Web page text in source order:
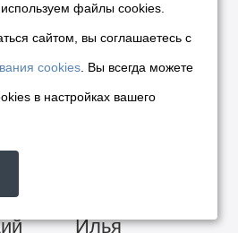
Ирина
Владимировна
Илья
файлы cookies.
сайтом, вы соглашаетесь с
cookies . Вы всегда можете
в настройках вашего